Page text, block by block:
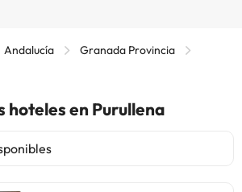
Andalucía
Granada Provincia
hoteles en Purullena